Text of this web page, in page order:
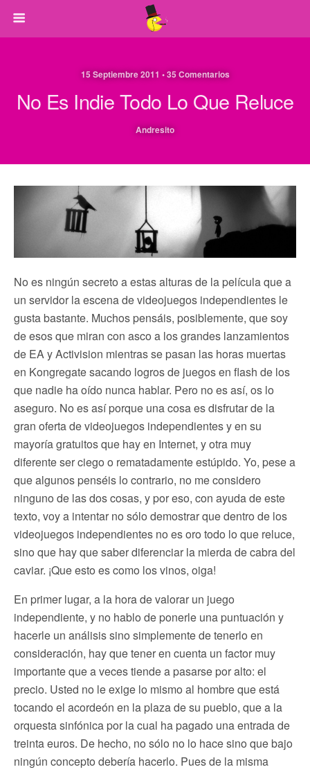
15 Septiembre 2011 • 35 Comentarios
No Es Indie Todo Lo Que Reluce
Andresito
No es ningún secreto a estas alturas de la película que a
un servidor la escena de videojuegos independientes le
gusta bastante. Muchos pensáis, posiblemente, que soy
de esos que miran con asco a los grandes lanzamientos
de EA y Activision mientras se pasan las horas muertas
en Kongregate sacando logros de juegos en flash de los
que nadie ha oído nunca hablar. Pero no es así, os lo
aseguro. No es así porque una cosa es disfrutar de la
gran oferta de videojuegos independientes y en su
mayoría gratuitos que hay en Internet, y otra muy
diferente ser ciego o rematadamente estúpido. Yo, pese a
que algunos penséis lo contrario, no me considero
ninguno de las dos cosas, y por eso, con ayuda de este
texto, voy a intentar no sólo demostrar que dentro de los
videojuegos independientes no es oro todo lo que reluce,
sino que hay que saber diferenciar la mierda de cabra del
caviar. ¡Que esto es como los vinos, oiga!
En primer lugar, a la hora de valorar un juego
independiente, y no hablo de ponerle una puntuación y
hacerle un análisis sino simplemente de tenerlo en
consideración, hay que tener en cuenta un factor muy
importante que a veces tiende a pasarse por alto: el
precio. Usted no le exige lo mismo al hombre que está
tocando el acordeón en la plaza de su pueblo, que a la
orquesta sinfónica por la cual ha pagado una entrada de
treinta euros. De hecho, no sólo no lo hace sino que bajo
ningún concepto debería hacerlo. Pues de la misma